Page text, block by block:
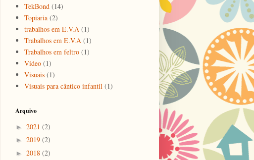
TekBond (14)
Topiaria (2)
trabalhos em E.V.A (1)
Trabalhos em E.V.A (1)
Trabalhos em feltro (1)
Vídeo (1)
Visuais (1)
Visuais para cântico infantil (1)
Arquivo
► 2021 (2)
► 2019 (2)
► 2018 (2)